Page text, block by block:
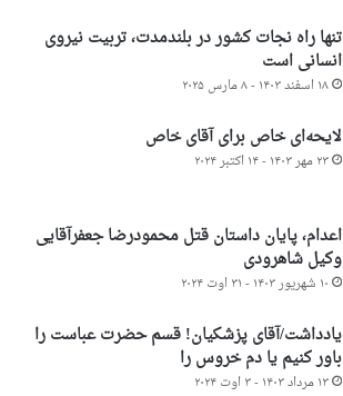
تنها راه نجات کشور در بلندمدت، تربیت نیروی
انسانی است
۱۸ اسفند ۱۴۰۳ - ۸ مارس ۲۰۲۵
لایحه‌ای خاص برای آقای خاص
۲۳ مهر ۱۴۰۳ - ۱۴ اکتبر ۲۰۲۴
اعدام، پایان داستان قتل محمودرضا جعفرآقایی
وکیل شاهرودی
۱۰ شهریور ۱۴۰۳ - ۳۱ اوت ۲۰۲۴
یادداشت/آقای پزشکیان! قسم حضرت عباست را
باور کنیم یا دم خروس را
۱۳ مرداد ۱۴۰۳ - ۳ اوت ۲۰۲۴